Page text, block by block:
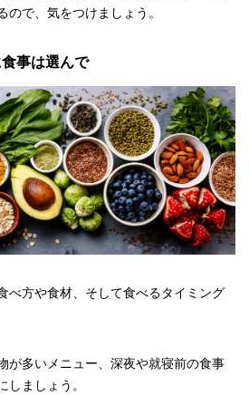
ので、気をつけましょう。
事は選んで
べ方や食材、そして食べるタイミング
が多いメニュー、深夜や就寝前の食事
しましょう。